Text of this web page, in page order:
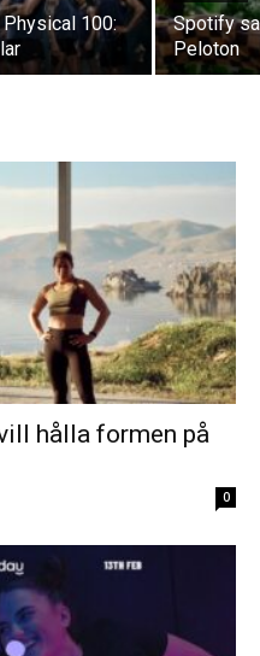
100:
Spotify
Peloton
hålla formen på
0